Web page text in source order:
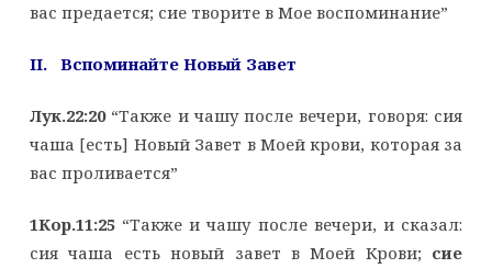
вас предается; сие творите в Мое воспоминание”
II. Вспоминайте Новый Завет
Лук.22:20“Также и чашу после вечери, говоря: сия
чаша [есть] Новый Завет в Моей крови, которая за
вас проливается”
1Кор.11:25“Также и чашу после вечери, и сказал:
сия чаша есть новый завет в Моей Крови; сие